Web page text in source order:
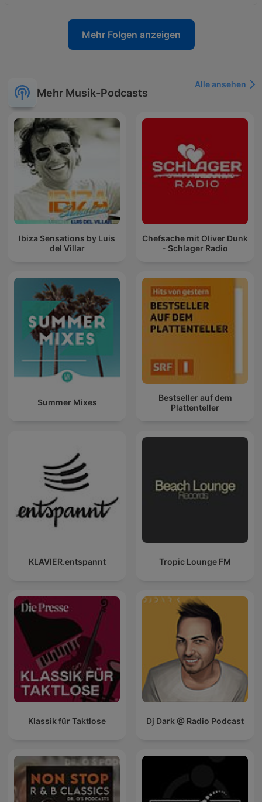
Mehr Folgen anzeigen
Mehr Musik-Podcasts
Alle ansehen
Ibiza Sensations by Luis
del Villar
Chefsache mit Oliver Dunk
- Schlager Radio
Summer Mixes
Bestseller auf dem
Plattenteller
KLAVIER.entspannt Tropic Lounge FM
Klassik für Taktlose Dj Dark @ Radio Podcast